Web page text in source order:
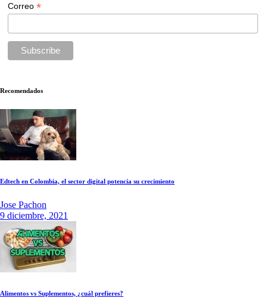
Correo*
Recomendados
Edtech en Colombia, el sector digital potencia su crecimiento
Jose Pachon
9 diciembre, 2021
Alimentos vs Suplementos, ¿cuál prefieres?